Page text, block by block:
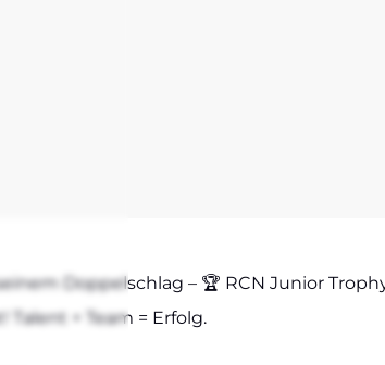
Dop­pel­schlag – 🏆 RCN Juni­or
+ Team = Erfolg.